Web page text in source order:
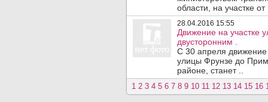
области, на участке от
28.04.2016 15:55
Движение на участке
двусторонним .
С 30 апреля движение
улицы Фрунзе до
районе, станет ..
1 2 3 4 5 6 7 8 9 10 11 12 13 14 15 16